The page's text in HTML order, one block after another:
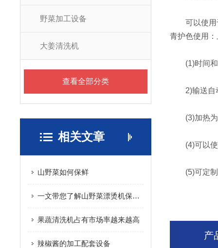
野菜加工设备
大姜清洗机
查看全部分类
相关文章
山野菜如何保鲜
一文带您了解山野菜漂烫机保养法
果蔬清洗机占有市场率越来越高
辣椒酱的加工配套设备
可以使用于
青护色使用
(1)时间和
2)输送自动
(3)加热为
(4)可以使
(5)可定制
产